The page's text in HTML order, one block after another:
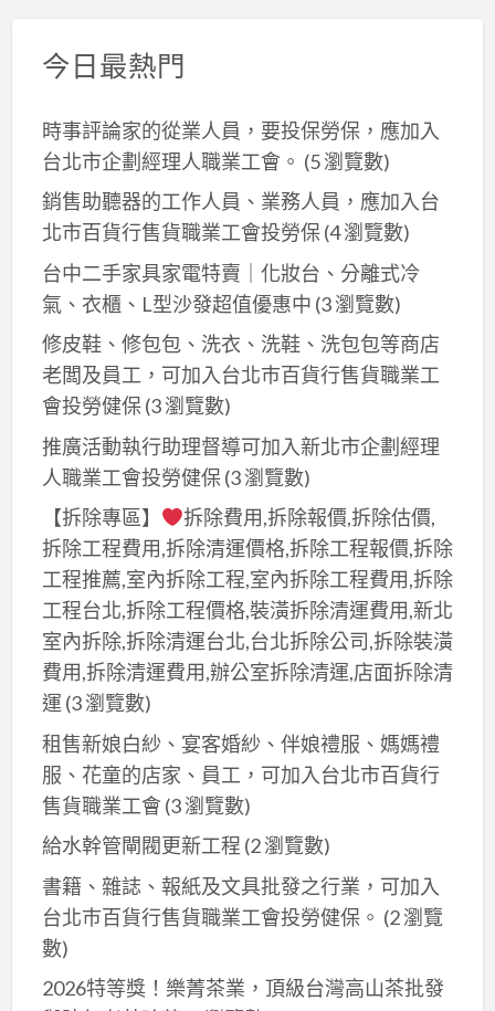
今日最熱門
時事評論家的從業人員，要投保勞保，應加入
台北市企劃經理人職業工會。 (5 瀏覽數)
銷售助聽器的工作人員、業務人員，應加入台
北市百貨行售貨職業工會投勞保(4 瀏覽數)
台中二手家具家電特賣｜化妝台、分離式冷
氣、衣櫃、L型沙發超值優惠中 (3 瀏覽數)
修皮鞋、修包包、洗衣、洗鞋、洗包包等商店
老闆及員工，可加入台北巿百貨行售貨職業工
會投勞健保(3 瀏覽數)
推廣活動執行助理督導可加入新北市企劃經理
人職業工會投勞健保(3 瀏覽數)
【拆除專區】
拆除費用,拆除報價,拆除估價,
拆除工程費用,拆除清運價格,拆除工程報價,拆除
工程推薦,室內拆除工程,室內拆除工程費用,拆除
工程台北,拆除工程價格,裝潢拆除清運費用,新北
室內拆除,拆除清運台北,台北拆除公司,拆除裝潢
費用,拆除清運費用,辦公室拆除清運,店面拆除清
運 (3 瀏覽數)
租售新娘白紗、宴客婚紗、伴娘禮服、媽媽禮
服、花童的店家、員工，可加入台北市百貨行
售貨職業工會 (3 瀏覽數)
給水幹管閘閥更新工程 (2 瀏覽數)
書籍、雜誌、報紙及文具批發之行業，可加入
台北巿百貨行售貨職業工會投勞健保。 (2 瀏覽
數)
2026特等獎！樂菁茶業，頂級台灣高山茶批發